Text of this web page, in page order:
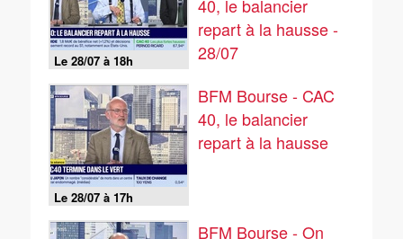
Le 28/07 à 18h
40, le balancier
repart à la hausse -
28/07
Le 28/07 à 17h
BFM Bourse - CAC
40, le balancier
repart à la hausse
BFM Bourse - On